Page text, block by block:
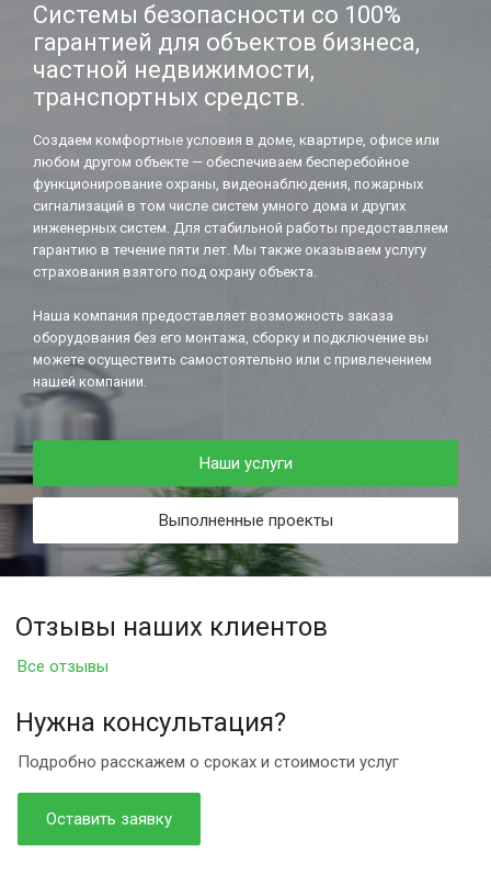
Системы безопасности со 100%
гарантией для объектов бизнеса,
частной недвижимости,
транспортных средств.
Создаем комфортные условия в доме, квартире, офисе или
любом другом объекте — обеспечиваем бесперебойное
функционирование охраны, видеонаблюдения, пожарных
сигнализаций в том числе систем умного дома и других
инженерных систем. Для стабильной работы предоставляем
гарантию в течение пяти лет. Мы также оказываем услугу
страхования взятого под охрану объекта.
Наша компания предоставляет возможность заказа
оборудования без его монтажа, сборку и подключение вы
можете осуществить самостоятельно или с привлечением
нашей компании.
Наши услуги
Выполненные проекты
Нужна консультация?
Подробно расскажем о сроках и стоимости услуг
Оставить заявку
Все отзывы
Отзывы наших клиентов